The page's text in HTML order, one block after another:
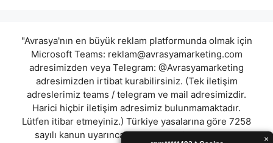
"Avrasya'nın en büyük reklam platformunda olmak için
Microsoft Teams: reklam@avrasyamarketing.com
adresimizden veya Telegram: @Avrasyamarketing
adresimizden irtibat kurabilirsiniz. (Tek iletişim
adreslerimiz teams / telegram ve mail adresimizdir.
Harici hiçbir iletişim adresimiz bulunmamaktadır.
Lütfen itibar etmeyiniz.) Türkiye yasalarına göre 7258
sayılı kanun uyarınca yasa dışı bahis oynamanın